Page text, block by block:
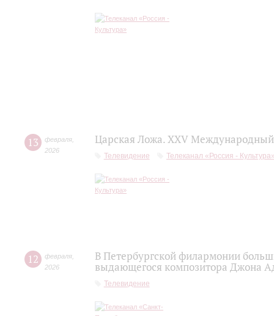
13 февраля
2026
Царская Ложа. XXV
Телевидение Телеканал «Россия -
12 февраля
2026
В Петербургской филармонии
выдающегося композитора Джона
Телевидение